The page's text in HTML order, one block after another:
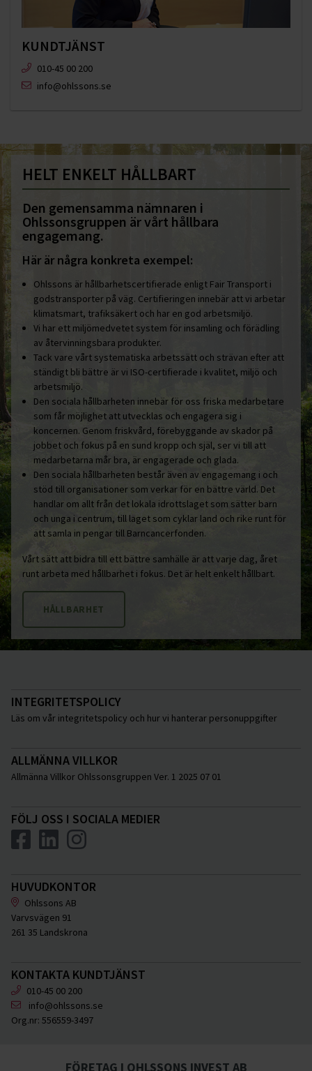
KUNDTJÄNST
010-45 00 200​
info@ohlssons.se
HELT ENKELT HÅLLBART
Den gemensamma nämnaren i
Ohlssonsgruppen är vårt hållbara
engagemang.
Här är några konkreta exempel:
Ohlssons är hållbarhetscertifierade enligt Fair Transport i
godstransporter på väg. Certifieringen innebär att vi arbetar
klimatsmart, trafiksäkert och har en god arbetsmiljö.
Vi har ett miljömedvetet system för insamling och förädling
av återvinningsbara produkter.
Tack vare vårt systematiska arbetssätt och strävan efter att
ständigt bli bättre är vi ISO-certifierade i kvalitet, miljö och
arbetsmiljö.
Den sociala hållbarheten innebär för oss friska medarbetare
som får möjlighet att utvecklas och engagera sig i
koncernen. Genom friskvård, förebyggande av skador på
jobbet och fokus på en sund kropp och själ, ser vi till att
medarbetarna mår bra, är engagerade och glada.
Den sociala hållbarheten består även av engagemang i och
stöd till organisationer som verkar för en bättre värld. Det
handlar om allt från det lokala idrottslaget som sätter barn
och unga i centrum, till laget som cyklar land och rike runt för
att samla in pengar till Barncancerfonden.
Vårt sätt att bidra till ett bättre samhälle är att varje dag, året
runt arbeta med hållbarhet i fokus. Det är helt enkelt hållbart.
HÅLLBARHET
INTEGRITETSPOLICY
Läs om vår integritetspolicy och hur vi hanterar personuppgifter
ALLMÄNNA VILLKOR
Allmänna Villkor Ohlssonsgruppen Ver. 1 2025 07 01
FÖLJ OSS I SOCIALA MEDIER
HUVUDKONTOR
Ohlssons AB
Varvsvägen 91
261 35 Landskrona
KONTAKTA KUNDTJÄNST
010-45 00 200
info@ohlssons.se
Org.nr: 556559-3497
FÖRETAG I OHLSSONS INVEST AB